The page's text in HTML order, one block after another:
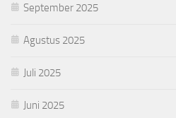
September 2025
Agustus 2025
Juli 2025
Juni 2025